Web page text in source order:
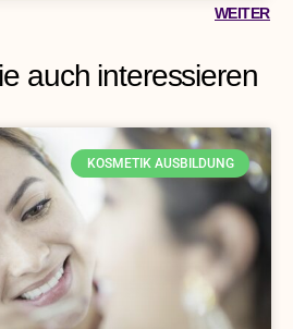
WEITER
auch interessieren
KOSMETIK AUSBILDUNG